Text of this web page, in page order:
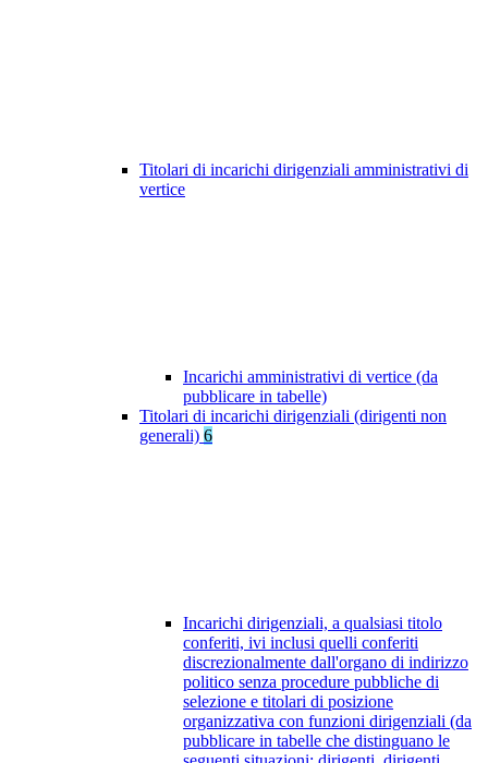
Titolari di incarichi dirigenziali amministrativi di
vertice
Incarichi amministrativi di vertice (da
pubblicare in tabelle)
Titolari di incarichi dirigenziali (dirigenti non
generali) 6
Incarichi dirigenziali, a qualsiasi titolo
conferiti, ivi inclusi quelli conferiti
discrezionalmente dall'organo di indirizzo
politico senza procedure pubbliche di
selezione e titolari di posizione
organizzativa con funzioni dirigenziali (da
pubblicare in tabelle che distinguano le